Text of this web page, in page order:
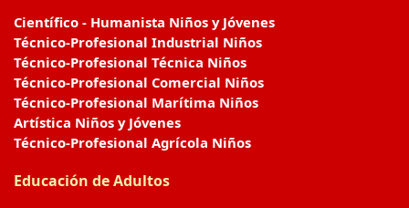
Científico - Humanista Niños y Jóvenes
Técnico-Profesional Industrial Niños
Técnico-Profesional Técnica Niños
Técnico-Profesional Comercial Niños
Técnico-Profesional Marítima Niños
Artística Niños y Jóvenes
Técnico-Profesional Agrícola Niños
Educación de Adultos